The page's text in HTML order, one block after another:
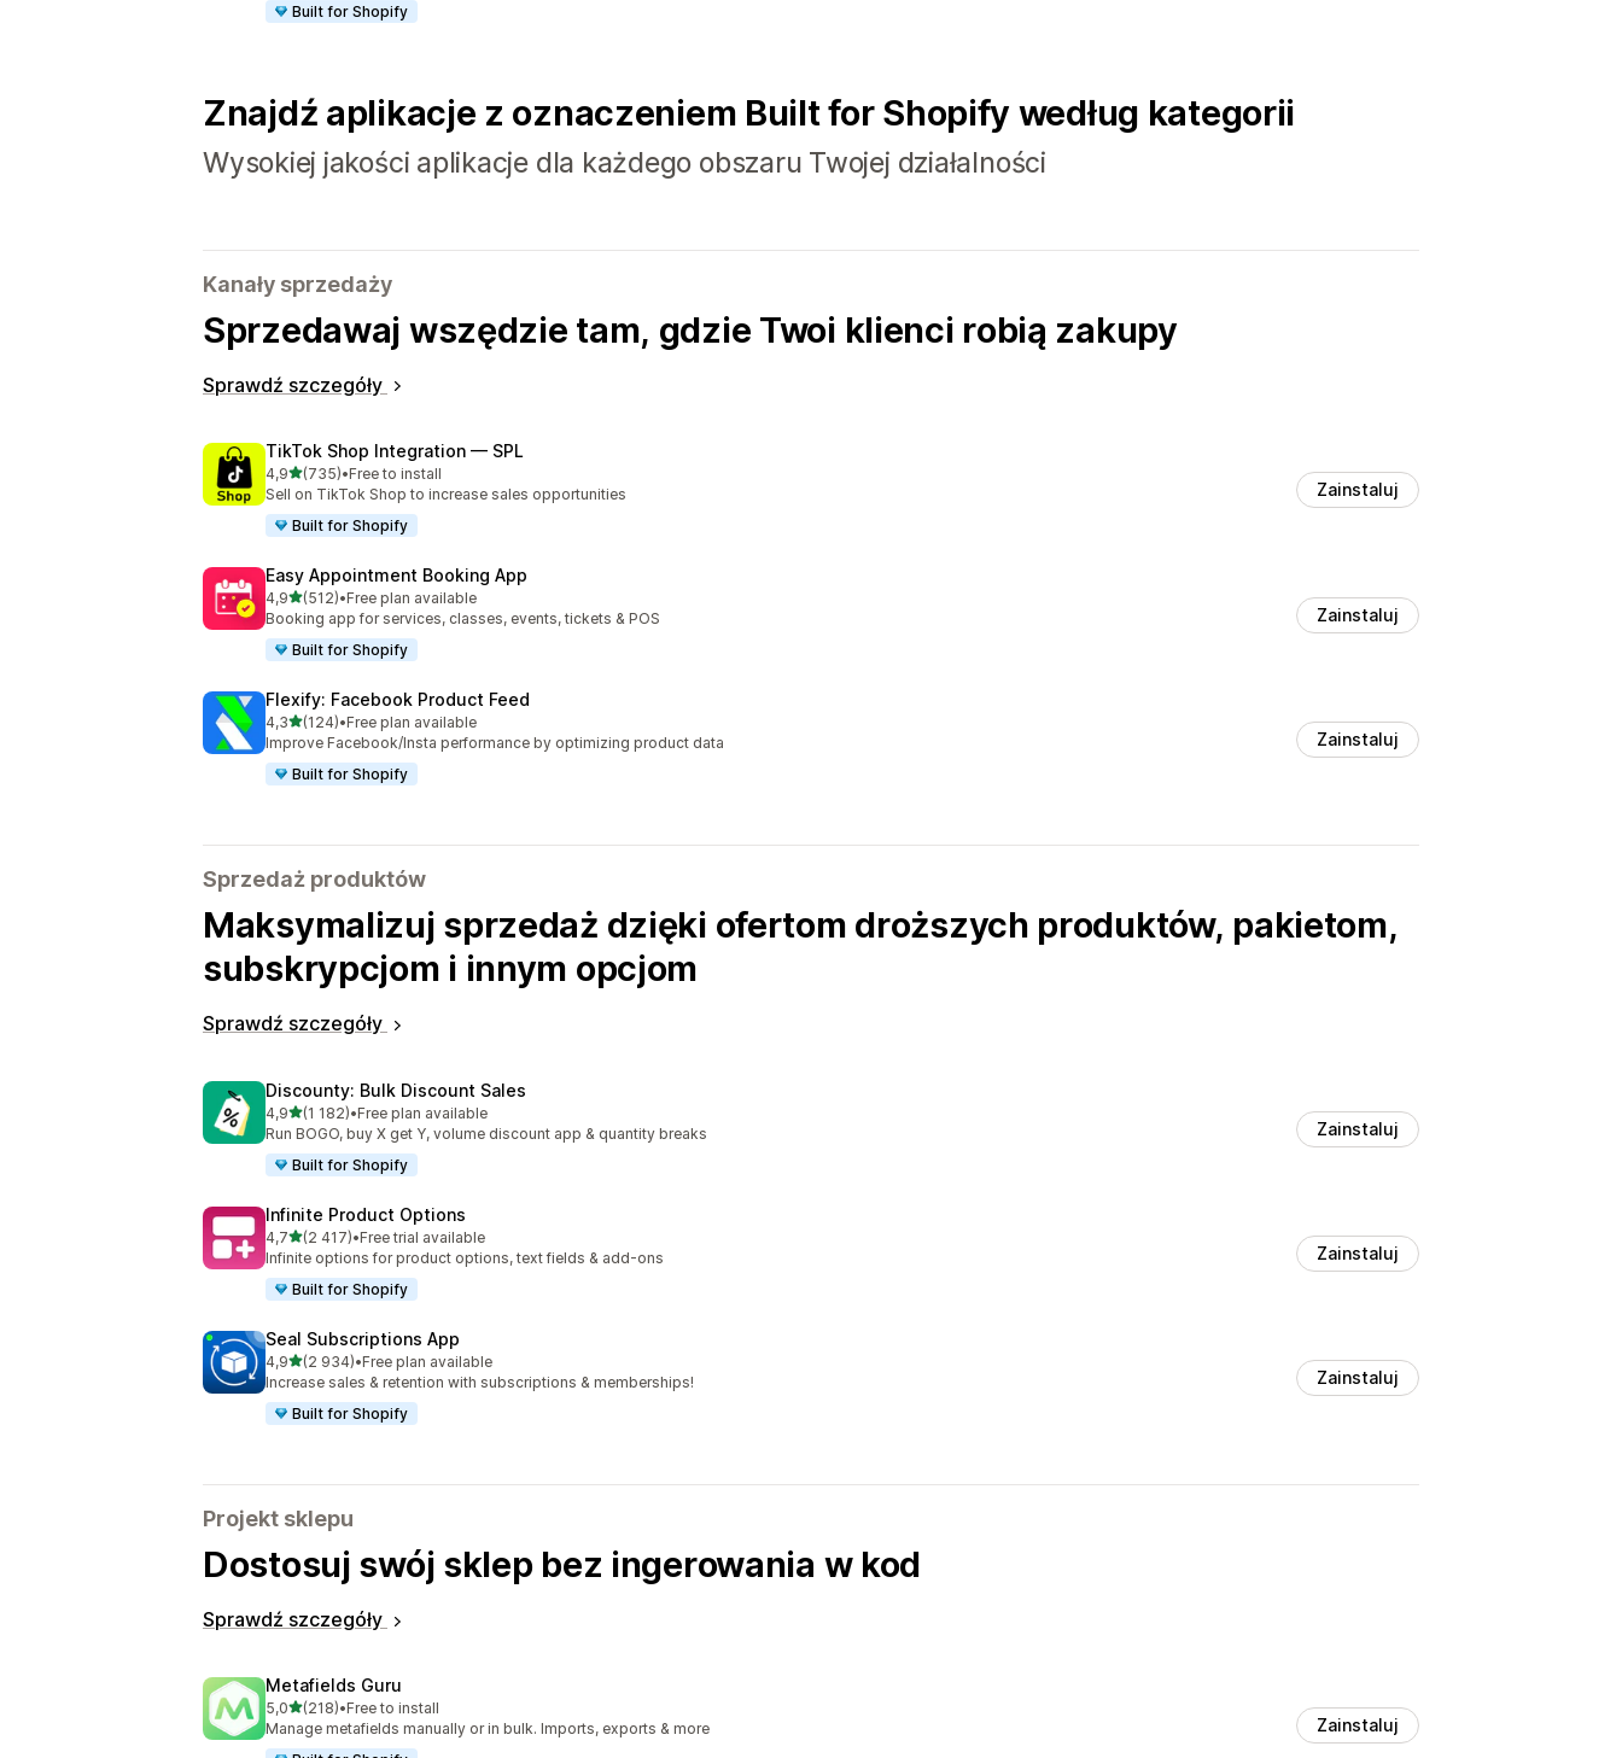
Built for Shopify
Znajdź aplikacje z oznaczeniem Built for Shopify według kategorii
Wysokiej jakości aplikacje dla każdego obszaru Twojej działalności
Kanały sprzedaży
Sprzedawaj wszędzie tam, gdzie Twoi klienci robią zakupy
Sprawdź szczegóły
TikTok Shop Integration — SPL
4,9na 5 gwiazdek
(735)
Łączna liczba recenzji: 735
•Free to install
Sell on TikTok Shop to increase sales opportunities
Built for Shopify
Zainstaluj
Easy Appointment Booking App
4,9na 5 gwiazdek
(512)
Łączna liczba recenzji: 512
•Free plan available
Booking app for services, classes, events, tickets & POS
Built for Shopify
Zainstaluj
Flexify: Facebook Product Feed
4,3na 5 gwiazdek
(124)
Łączna liczba recenzji: 124
•Free plan available
Improve Facebook/Insta performance by optimizing product data
Built for Shopify
Zainstaluj
Sprzedaż produktów
Maksymalizuj sprzedaż dzięki ofertom droższych produktów, pakietom,
subskrypcjom i innym opcjom
Sprawdź szczegóły
Discounty: Bulk Discount Sales
4,9na 5 gwiazdek
(1 182)
Łączna liczba recenzji: 1182
•Free plan available
Run BOGO, buy X get Y, volume discount app & quantity breaks
Built for Shopify
Zainstaluj
Infinite Product Options
4,7na 5 gwiazdek
(2 417)
Łączna liczba recenzji: 2417
•Free trial available
Infinite options for product options, text fields & add-ons
Built for Shopify
Zainstaluj
Seal Subscriptions App
4,9na 5 gwiazdek
(2 934)
Łączna liczba recenzji: 2934
•Free plan available
Increase sales & retention with subscriptions & memberships!
Built for Shopify
Zainstaluj
Projekt sklepu
Dostosuj swój sklep bez ingerowania w kod
Sprawdź szczegóły
Metafields Guru
5,0na 5 gwiazdek
(218)
Łączna liczba recenzji: 218
•Free to install
Manage metafields manually or in bulk. Imports, exports & more
Zainstaluj